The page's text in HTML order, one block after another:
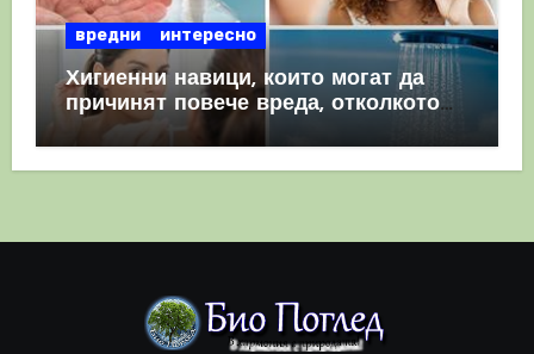
вредни интересно
Хигиенни навици, които могат да
причинят повече вреда, отколкото
полза